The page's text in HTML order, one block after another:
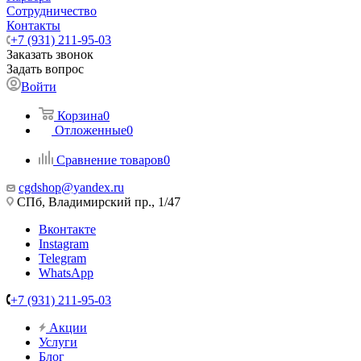
Сотрудничество
Контакты
+7 (931) 211-95-03
Заказать звонок
Задать вопрос
Войти
Корзина0
Отложенные0
Сравнение товаров0
cgdshop@yandex.ru
СПб, Владимирский пр., 1/47
Вконтакте
Instagram
Telegram
WhatsApp
+7 (931) 211-95-03
Акции
Услуги
Блог